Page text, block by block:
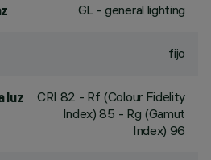
GL - general lighting
fijo
luz CRI 82 - Rf (Colour Fidelity
Index) 85 - Rg (Gamut
Index) 96